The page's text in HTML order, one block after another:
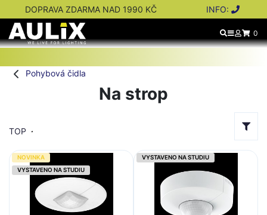
DOPRAVA ZDARMA NAD 1990 KČ INFO:
0
Pohybová čidla
Na strop
TOP
NOVINKA
VYSTAVENO NA STUDIU
VYSTAVENO NA STUDIU